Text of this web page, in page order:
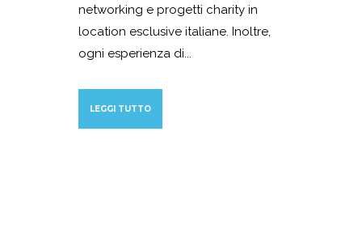
networking e progetti charity in
location esclusive italiane. Inoltre,
ogni esperienza di...
LEGGI TUTTO